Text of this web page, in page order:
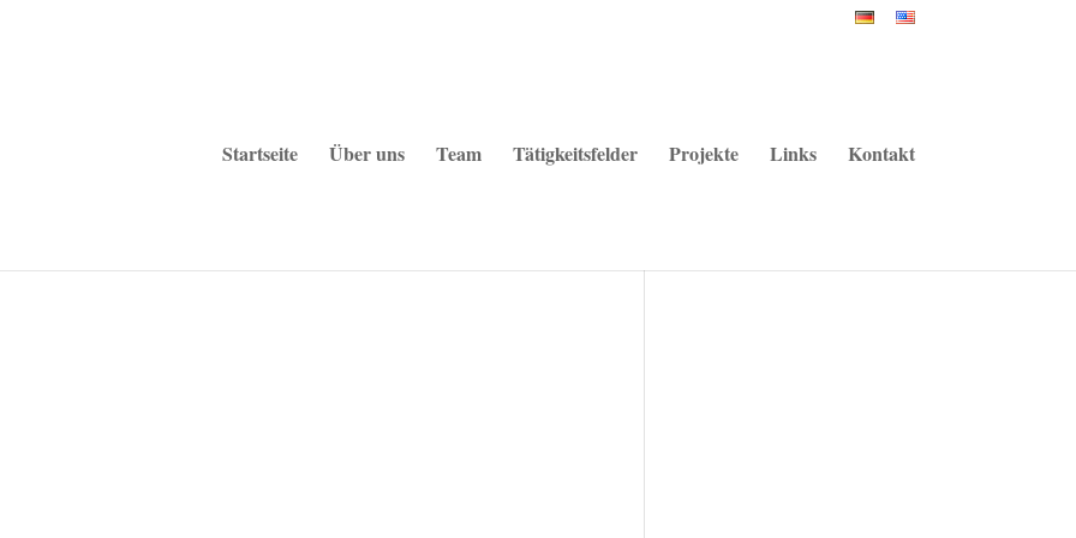
Startseite Über uns Team Tätigkeitsfelder Projekte Links Kontakt